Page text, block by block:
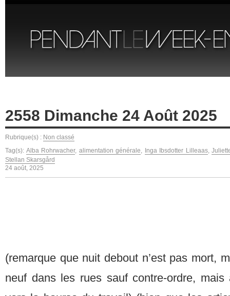
2558 Dimanche 24 Août 2025
Rubrique(s) : Non classé
Tag(s): Alba Rohrwacher, alimentation générale, Inga Ibsdotter Lilleaas,
Stellan Skarsgård
24 août, 2025
(remarque que nuit debout n’est pas mort,
neuf dans les rues sauf contre-ordre,